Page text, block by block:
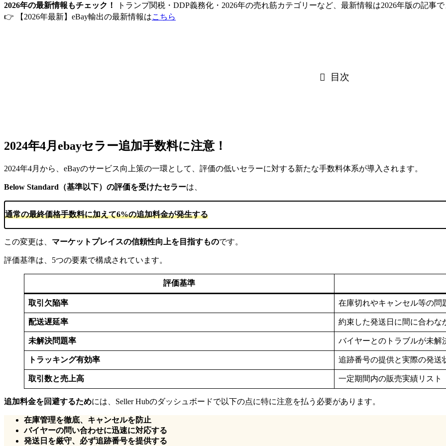
2026年の最新情報もチェック！
トランプ関税・DDP義務化・2026年の売れ筋カテゴリーなど、最新情報は2026年版の記事で
👉 【2026年最新】eBay輸出の最新情報はこちら
目次
2024年4月ebayセラー追加手数料に注意！
2024年4月から、eBayのサービス向上策の一環として、評価の低いセラーに対する新たな手数料体系が導入されます。
Below Standard（基準以下）の評価を受けたセラーは、
通常の最終価格手数料に加えて6%の追加料金が発生する
この変更は、 マーケットプレイスの信頼性向上を目指すものです。
評価基準は、5つの要素で構成されています。
評価基準
取引欠陥率 在庫切れやキャンセル等の問
配送遅延率 約束した発送日に間に合わな
未解決問題率 バイヤーとのトラブルが未解
トラッキング有効率 追跡番号の提供と実際の発送
取引数と売上高 一定期間内の販売実績リスト
追加料金を回避するためには、Seller Hubのダッシュボードで以下の点に特に注意を払う必要があります。
在庫管理を徹底、キャンセルを防止
バイヤーの問い合わせに迅速に対応する
発送日を厳守、必ず追跡番号を提供する